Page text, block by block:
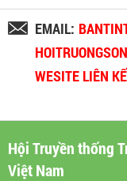
EMAIL:
WESITE LIÊN
Hội Truyền thống
Việt Nam